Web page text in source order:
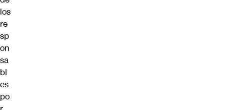
los
re
sp
on
sa
bl
es
po